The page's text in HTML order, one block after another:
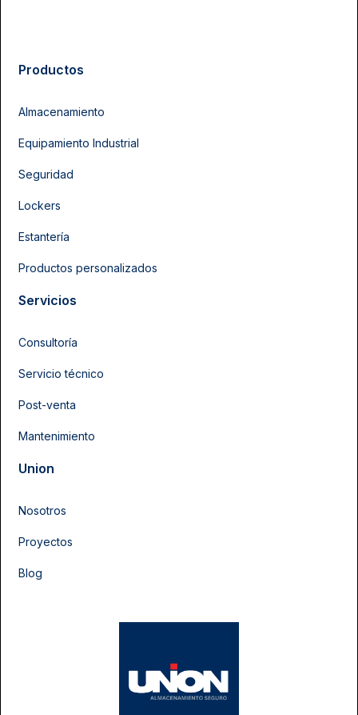
Productos
Almacenamiento
Equipamiento Industrial
Seguridad
Lockers
Estantería
Productos personalizados
Servicios
Consultoría
Servicio técnico
Post-venta
Mantenimiento
Union
Nosotros
Proyectos
Blog